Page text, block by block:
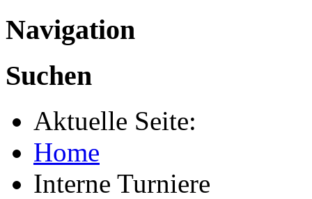
Navigation
Suchen
Aktuelle Seite:
Home
Interne Turniere